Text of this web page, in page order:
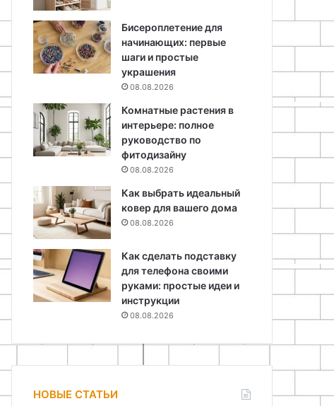
Бисероплетение для
начинающих: первые
шаги и простые
украшения
08.08.2026
Комнатные растения в
интерьере: полное
руководство по
фитодизайну
08.08.2026
Как выбрать идеальный
ковер для вашего дома
08.08.2026
Как сделать подставку
для телефона своими
руками: простые идеи и
инструкции
08.08.2026
НОВЫЕ СТАТЬИ